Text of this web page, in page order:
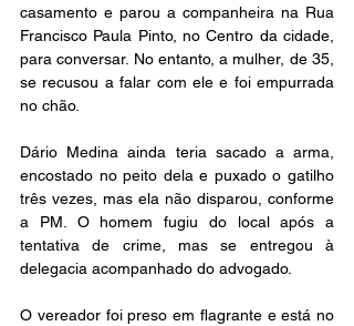
casamento e parou a companheira na Rua
Francisco Paula Pinto, no Centro da cidade,
para conversar. No entanto, a mulher, de 35,
se recusou a falar com ele e foi empurrada
no chão.
Dário Medina ainda teria sacado a arma,
encostado no peito dela e puxado o gatilho
três vezes, mas ela não disparou, conforme
a PM. O homem fugiu do local após a
tentativa de crime, mas se entregou à
delegacia acompanhado do advogado.
O vereador foi preso em flagrante e está no